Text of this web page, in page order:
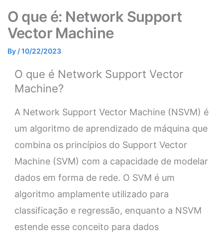
O que é: Network Support
Vector Machine
By /10/22/2023
O que é Network Support Vector
Machine?
A Network Support Vector Machine (NSVM) é
um algoritmo de aprendizado de máquina que
combina os princípios do Support Vector
Machine (SVM) com a capacidade de modelar
dados em forma de rede. O SVM é um
algoritmo amplamente utilizado para
classificação e regressão, enquanto a NSVM
estende esse conceito para dados